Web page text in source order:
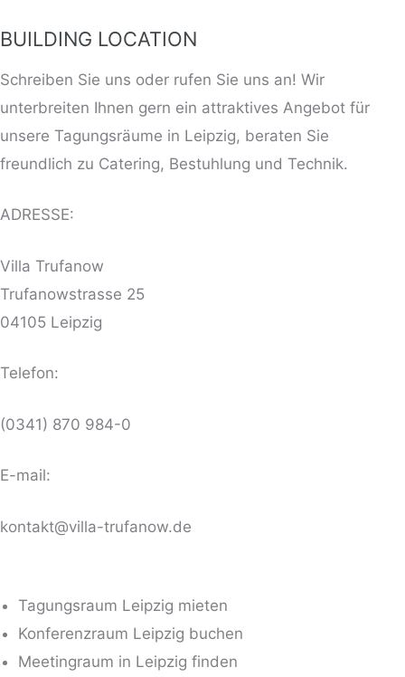
BUILDING LOCATION
Schreiben Sie uns oder rufen Sie uns an! Wir
unterbreiten Ihnen gern ein attraktives Angebot für
unsere Tagungsräume in Leipzig, beraten Sie
freundlich zu Catering, Bestuhlung und Technik.
ADRESSE:
Villa Trufanow
Trufanowstrasse 25
04105 Leipzig
Telefon:
(0341) 870 984-0
E-mail:
kontakt@villa-trufanow.de
Tagungsraum Leipzig mieten
Konferenzraum Leipzig buchen
Meetingraum in Leipzig finden